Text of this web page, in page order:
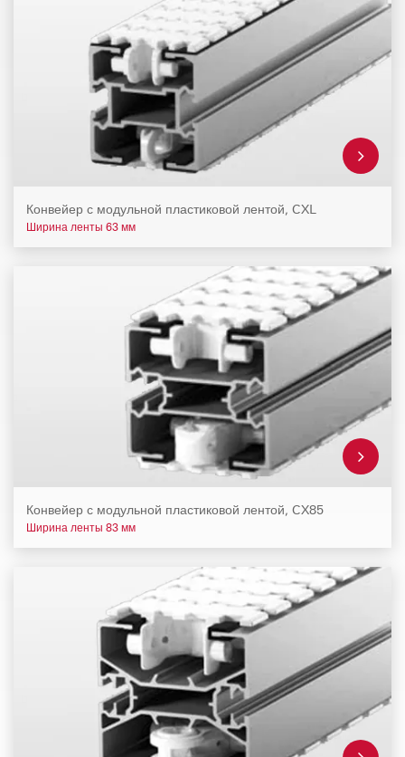
Конвейер с модульной пластиковой лентой, CXL
Ширина ленты 63 мм
Конвейер с модульной пластиковой лентой, CX85
Ширина ленты 83 мм